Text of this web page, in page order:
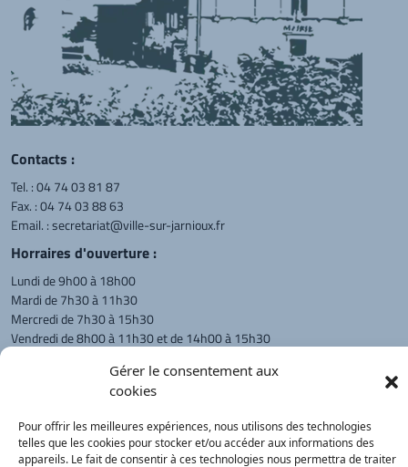
Gérer le consentement aux
cookies
Pour offrir les meilleures expériences, nous utilisons des technologies
telles que les cookies pour stocker et/ou accéder aux informations des
appareils. Le fait de consentir à ces technologies nous permettra de traiter
Contacts :
Tel. :04 74 03 81 87
Fax. : 04 74 03 88 63
Email. :secretariat@ville-sur-jarnioux.fr
Horraires d'ouverture :
Lundi de 9h00 à 18h00
Mardi de 7h30 à 11h30
Mercredi de 7h30 à 15h30
Vendredi de 8h00 à 11h30 et de 14h00 à 15h30
L'appel téléphonique reste à privilégier
Monsieur le Maire et les adjoints